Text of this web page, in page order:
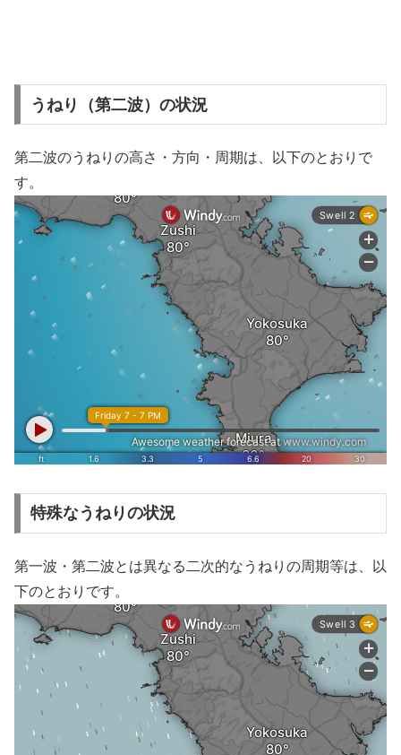
うねり（第二波）の状況
第二波のうねりの高さ・方向・周期は、以下のとおりで
す。
特殊なうねりの状況
第一波・第二波とは異なる二次的なうねりの周期等は、以
下のとおりです。